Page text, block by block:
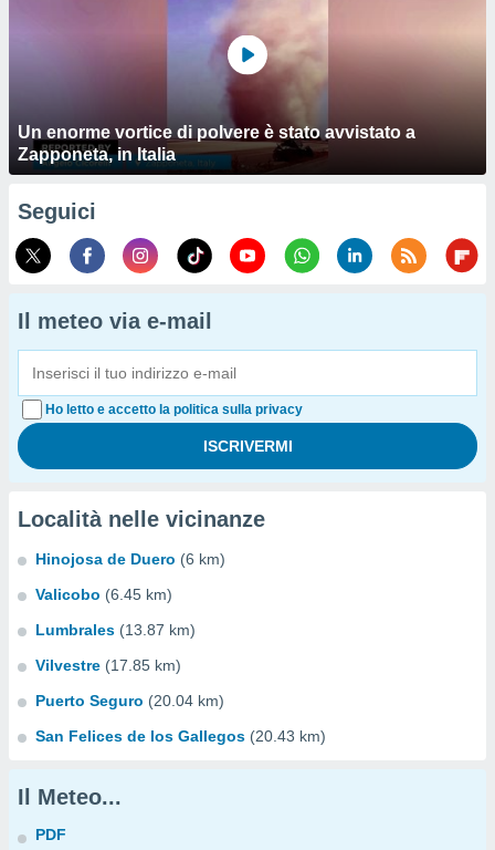
Un enorme vortice di polvere è stato avvistato a
Zapponeta, in Italia
Seguici
Il meteo via e-mail
Ho letto e accetto la politica sulla privacy
Località nelle vicinanze
Hinojosa de Duero (6 km)
Valicobo (6.45 km)
Lumbrales (13.87 km)
Vilvestre (17.85 km)
Puerto Seguro (20.04 km)
San Felices de los Gallegos (20.43 km)
Il Meteo...
PDF